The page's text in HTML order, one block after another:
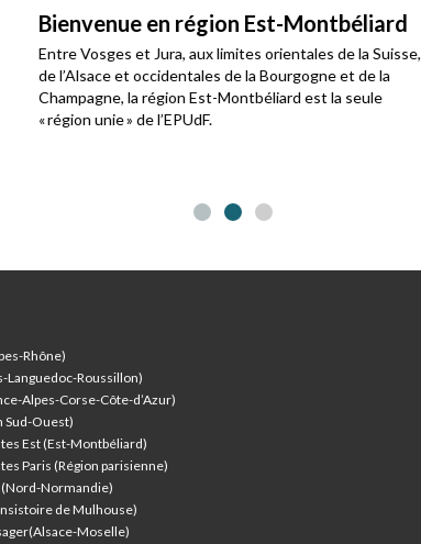
Bienvenue en région Est-Montbéliard
Entre Vosges et Jura, aux limites orientales de la Suisse,
de l’Alsace et occidentales de la Bourgogne et de la
Champagne, la région Est-Montbéliard est la seule
« région unie » de l’EPUdF.
Rhône)
Languedoc-Roussillon)
Alpes-Corse-Côte-d’Azur)
Sud-Ouest)
Est (Est-Montbéliard)
Paris (Région parisienne)
Normandie)
de Mulhouse)
Moselle)